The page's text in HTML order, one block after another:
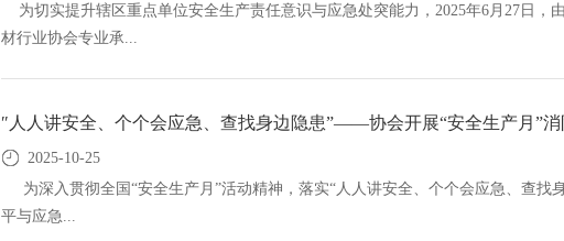
为切实提升辖区重点单位安全生产责任意识与应急处突能力，2025年6月27日，
材行业协会专业承...
″人人讲安全、个个会应急、查找身边隐患”——协会开展“安全生产月”消
2025-10-25
为深入贯彻全国“安全生产月”活动精神，落实“人人讲安全、个个会应急、查找
平与应急...